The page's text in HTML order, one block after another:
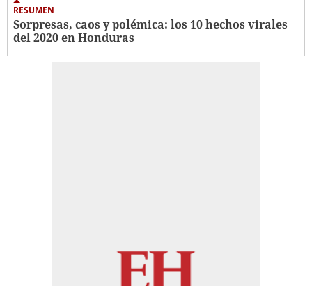
RESUMEN
Sorpresas, caos y polémica: los 10 hechos virales
del 2020 en Honduras